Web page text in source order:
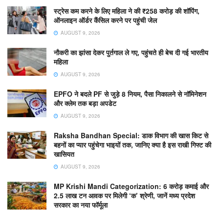
स्ट्रेस कम करने के लिए महिला ने की ₹258 करोड़ की शॉपिंग,
ऑनलाइन ऑर्डर कैंसिल करने पर पहुंची जेल
AUGUST 9, 2026
नौकरी का झांसा देकर पुर्तगाल ले गए, पहुंचते ही बेच दी गई भारतीय
महिला
AUGUST 9, 2026
EPFO ने बदले PF से जुड़े 8 नियम, पैसा निकालने से नॉमिनेशन
और क्लेम तक बड़ा अपडेट
AUGUST 9, 2026
Raksha Bandhan Special: डाक विभाग की खास किट से
बहनों का प्यार पहुंचेगा भाइयों तक, जानिए क्या है इस राखी गिफ्ट की
खासियत
AUGUST 9, 2026
MP Krishi Mandi Categorization: 6 करोड़ कमाई और
2.5 लाख टन आवक पर मिलेगी ‘क’ श्रेणी, जानें मध्य प्रदेश
सरकार का नया फॉर्मूला